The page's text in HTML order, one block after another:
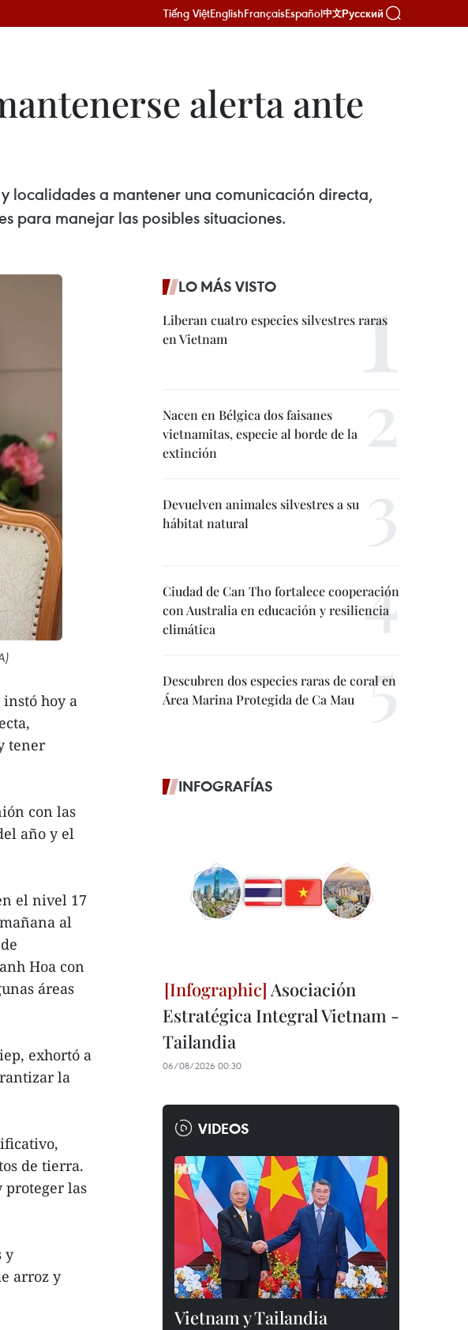
Tiếng ViệtEnglishFrançaisEspañol中文Русский
alerta ante
localidades a mantener una comunicación directa,
para manejar las posibles situaciones.
hoy a
tener
con las
año y el
el nivel 17
al
Hoa con
áreas
exhortó a
la
de tierra.
proteger las
y
arroz y
LO MÁS VISTO
Liberan cuatro especies silvestres raras
en Vietnam
Nacen en Bélgica dos faisanes
vietnamitas, especie al borde de la
extinción
Devuelven animales silvestres a su
hábitat natural
Ciudad de Can Tho fortalece cooperación
con Australia en educación y resiliencia
climática
Descubren dos especies raras de coral en
Área Marina Protegida de Ca Mau
INFOGRAFÍAS
Asociación
Estratégica Integral Vietnam -
Tailandia
06/08/2026 00:30
VIDEOS
Vietnam y Tailandia